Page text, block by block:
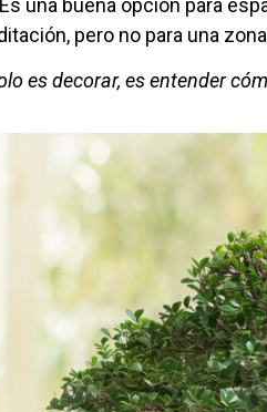
pero no para una
es decorar, es entender